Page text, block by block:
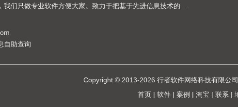
我们只做专业软件方便大家。致力于把基于先进信息技术的....
自助查询
Copyright © 2013-2026 行者软件网络科技有限公
首页 | 软件 | 案例 | 淘宝 | 联系 |